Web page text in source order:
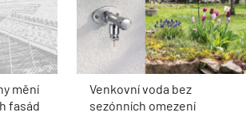
mění
fasád
Venkovní voda bez
sezónních omezení